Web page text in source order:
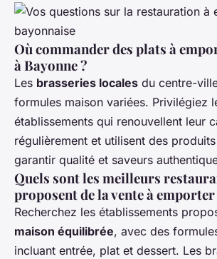
Où commander des plats à
à Bayonne ?
Les brasseries locales du centre-
formules maison variées. Privilégiez
établissements qui renouvellent leur
régulièrement et utilisent des
garantir qualité et saveurs
Quels sont les meilleurs
proposent de la vente à emporter
Recherchez les établissements
maison équilibrée, avec des
incluant entrée, plat et dessert. Les